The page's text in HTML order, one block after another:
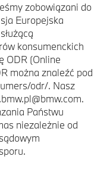
zobowiązani do
Europejska
konsumenckich
ODR (Online
można znaleźć pod
odr/. Nasz
Państwu
niezależnie od